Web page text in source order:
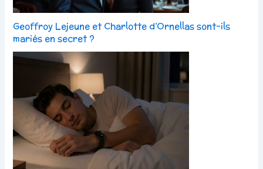
Geoffroy Lejeune et Charlotte d’Ornellas sont-ils
mariés en secret ?